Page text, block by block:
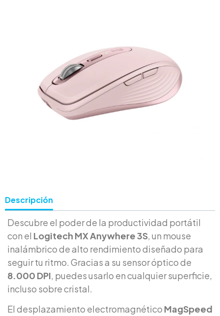
Descripción
Descubre el poder de la productividad portátil
con el Logitech MX Anywhere 3S, un mouse
inalámbrico de alto rendimiento diseñado para
seguir tu ritmo. Gracias a su sensor óptico de
8.000 DPI, puedes usarlo en cualquier superficie,
incluso sobre cristal.
El desplazamiento electromagnético MagSpeed